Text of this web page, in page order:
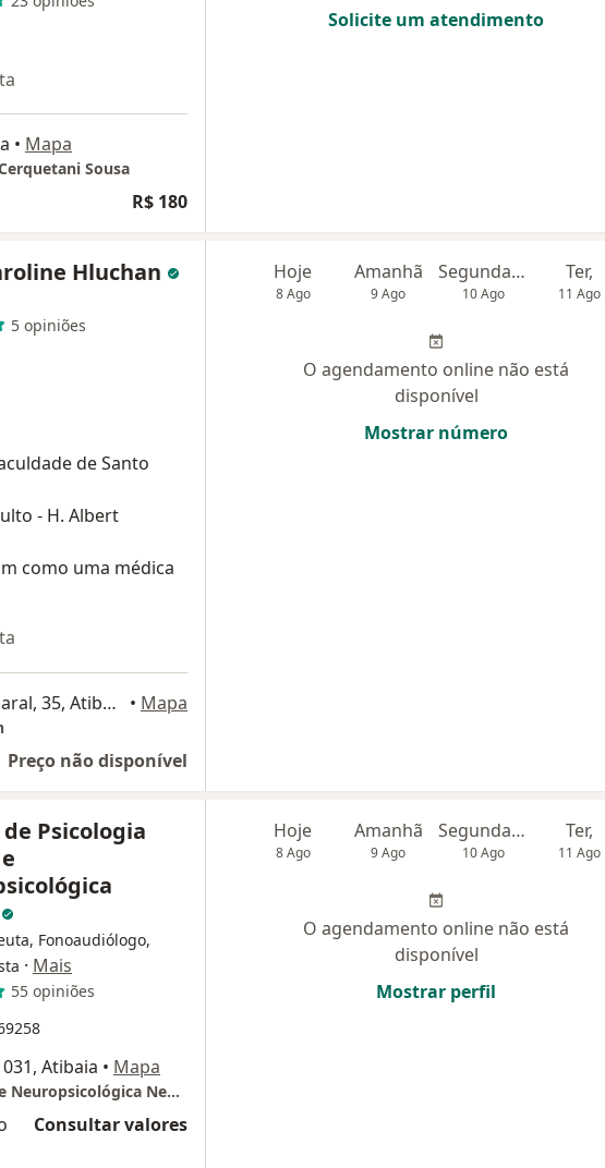
• Mapa
Sousa
R$ 180
Solicite um atendimento
Hluchan
5 opiniões
de Santo
- H. Albert
como uma médica
R. Leopoldo Soares do Amaral, 35, Atibaia • Mapa
Preço não disponível
Hoje
8 Ago
Amanhã
9 Ago
Segunda-feira
10 Ago
Ter,
11 Ago
O agendamento online não está
disponível
Mostrar número
Psicologia
Fonoaudiólogo,
· Mais
55 opiniões
Atibaia • Mapa
Centro de Psicologia Clínica e Neuropsicológica Neapa
Consultar valores
Hoje
8 Ago
Amanhã
9 Ago
Segunda-feira
10 Ago
Ter,
11 Ago
O agendamento online não está
disponível
Mostrar perfil